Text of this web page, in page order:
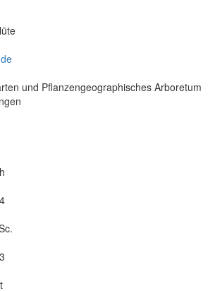
und Pflanzengeographisches Arboretum